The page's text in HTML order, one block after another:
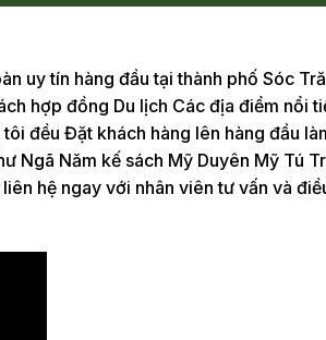
uy tín hàng đầu tại thành phố Sóc
hợp đồng Du lịch Các địa điểm nổi
đều Đặt khách hàng lên hàng đầu
Ngã Năm kế sách Mỹ Duyên Mỹ Tú
hệ ngay với nhân viên tư vấn và